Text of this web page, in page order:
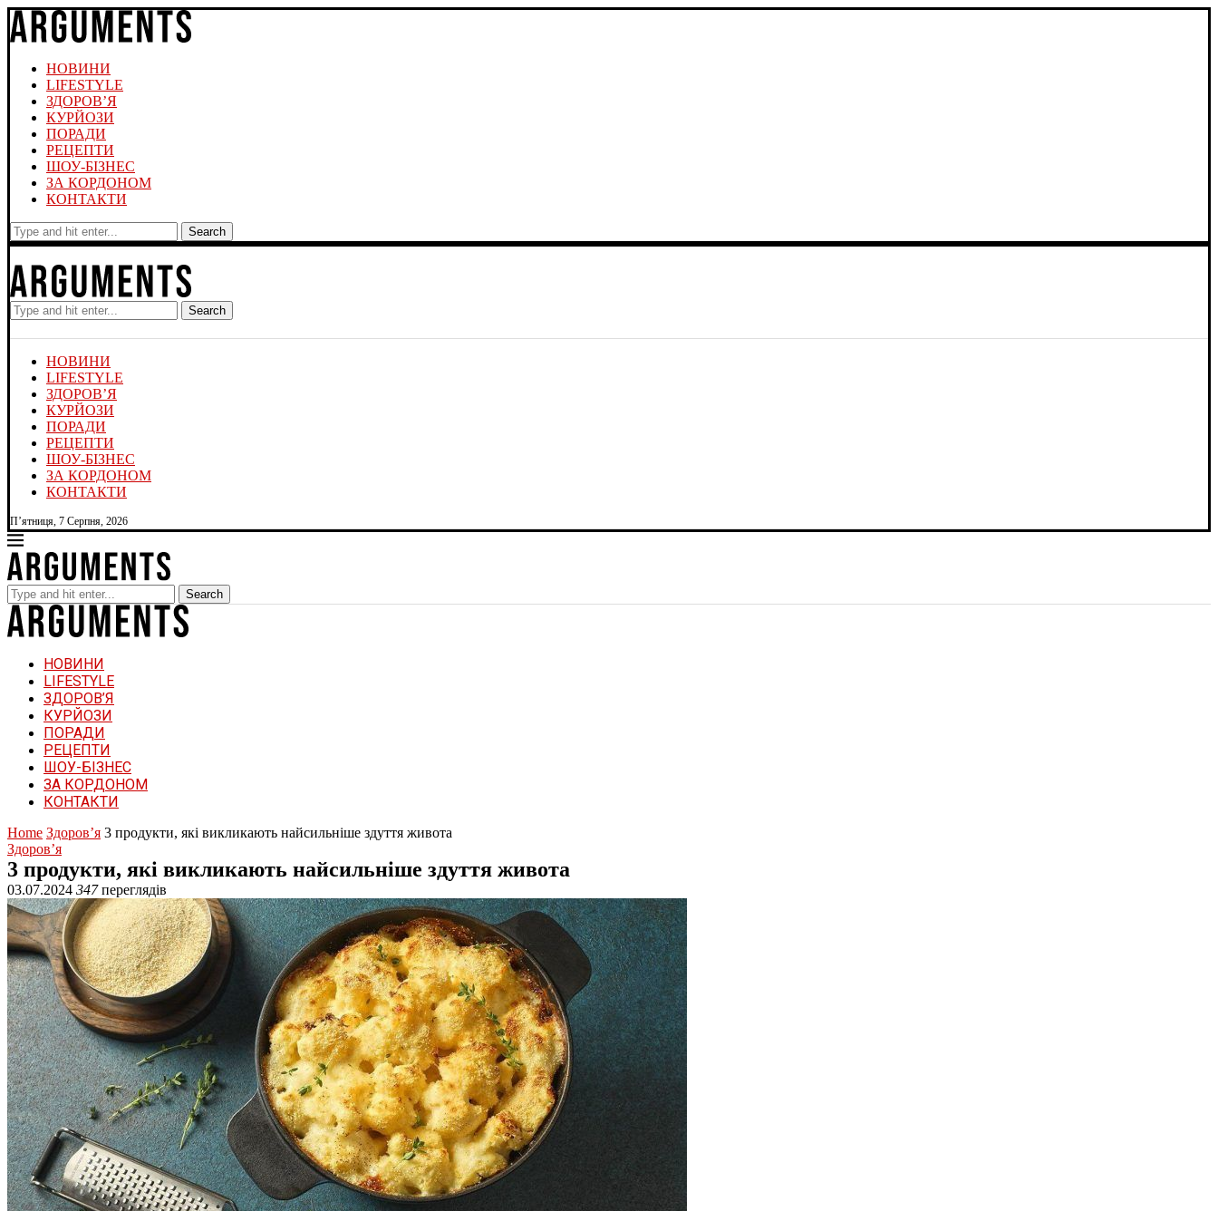
НОВИНИ
LIFESTYLE
ЗДОРОВ’Я
КУРЙОЗИ
ПОРАДИ
РЕЦЕПТИ
ШОУ-БІЗНЕС
ЗА КОРДОНОМ
КОНТАКТИ
Search
Search
НОВИНИ
LIFESTYLE
ЗДОРОВ’Я
КУРЙОЗИ
ПОРАДИ
РЕЦЕПТИ
ШОУ-БІЗНЕС
ЗА КОРДОНОМ
КОНТАКТИ
П’ятниця, 7 Серпня, 2026
Search
НОВИНИ
LIFESTYLE
ЗДОРОВ’Я
КУРЙОЗИ
ПОРАДИ
РЕЦЕПТИ
ШОУ-БІЗНЕС
ЗА КОРДОНОМ
КОНТАКТИ
Home Здоров’я 3 продукти, які викликають найсильніше здуття живота
Здоров’я
3 продукти, які викликають найсильніше здуття живота
03.07.2024 347переглядів